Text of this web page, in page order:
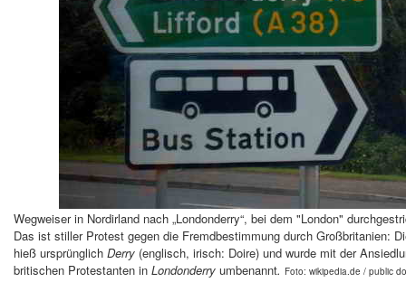
Wegweiser in Nordirland nach „Londonderry“, bei dem "London"
Das ist stiller Protest gegen die Fremdbestimmung durch Großbritanien:
hieß ursprünglich Derry (englisch, irisch: Doire) und wurde mit der
britischen Protestanten in Londonderry umbenannt. Foto: wikipedia.de / public